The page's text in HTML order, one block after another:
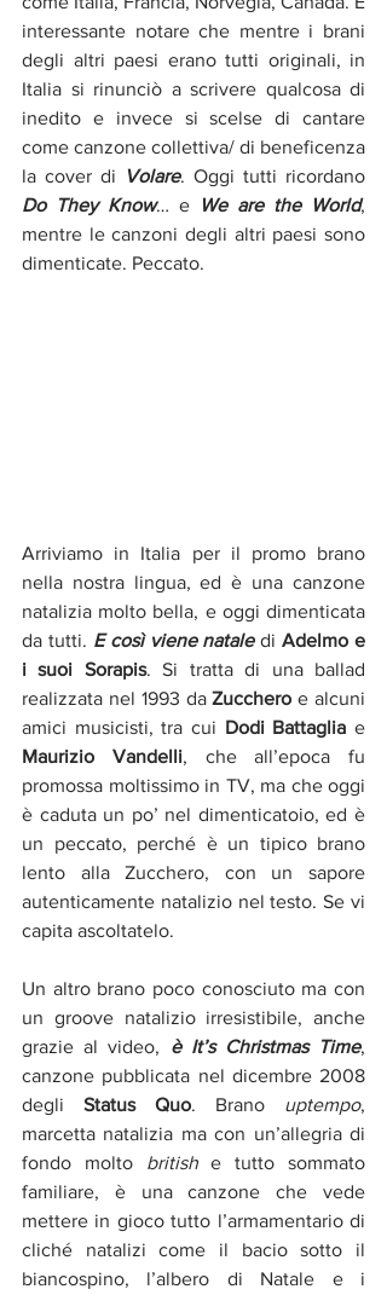
interessante notare che mentre i brani
degli altri paesi erano tutti originali, in
Italia si rinunciò a scrivere qualcosa di
inedito e invece si scelse di cantare
come canzone collettiva/ di beneficenza
la cover di Volare
Do They Know… e We are the World,
mentre le canzoni degli altri paesi sono
dimenticate. Peccato.
Arriviamo in Italia per il promo brano
nella nostra lingua, ed è una canzone
natalizia molto bella, e oggi dimenticata
da tutti. E così viene natale di Adelmo e
i suoi Sorapis. Si tratta di una ballad
realizzata nel 1993 da Zucchero e alcuni
amici musicisti, tra cui Dodi Battaglia
Maurizio Vandelli, che all’epoca fu
promossa moltissimo in TV, ma che oggi
è caduta un po’ nel dimenticatoio, ed è
un peccato, perché è un tipico brano
lento alla Zucchero, con un sapore
autenticamente natalizio nel testo. Se vi
capita ascoltatelo.
Un altro brano poco conosciuto ma con
un groove natalizio irresistibile, anche
grazie al video, è It’s Christmas Time,
canzone pubblicata nel dicembre 2008
degli Status Quo. Brano uptempo,
marcetta natalizia ma con un’allegria di
fondo molto british e tutto sommato
familiare, è una canzone che vede
mettere in gioco tutto l’armamentario di
cliché natalizi come il bacio sotto il
biancospino, l’albero di Natale e i